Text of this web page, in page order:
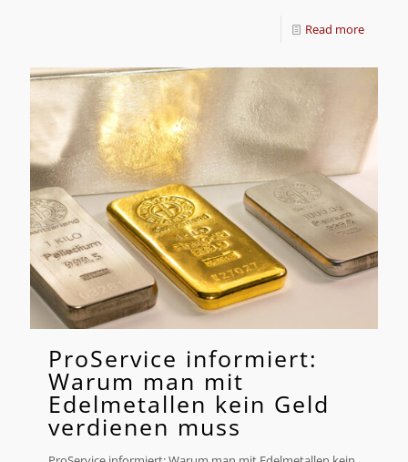
Read more
ProService informiert:
Warum man mit
Edelmetallen kein Geld
verdienen muss